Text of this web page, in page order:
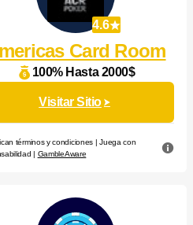
4.6
Card Room
100% Hasta 2000$
Visitar Sitio
términos y condiciones | Juega con
| GambleAware